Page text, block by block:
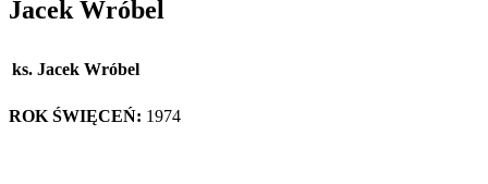
Jacek Wróbel
ks. Jacek Wróbel
ROK ŚWIĘCEŃ: 1974